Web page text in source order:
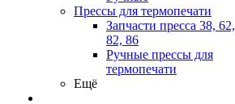
Прессы для термопечати
Запчасти пресса 38, 62,
82, 86
Ручные прессы для
термопечати
Ещё